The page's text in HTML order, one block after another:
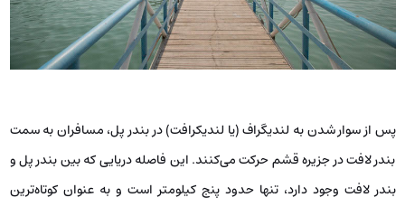
پس از سوار شدن به لندیگراف (یا لندیکرافت) در بندر پل، مسافران به سمت
بندر لافت در جزیره قشم حرکت می‌کنند. این فاصله دریایی که بین بندر پل و
بندر لافت وجود دارد، تنها حدود پنج کیلومتر است و به عنوان کوتاه‌ترین